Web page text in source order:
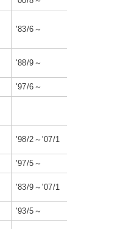
'83/6～
'88/9～
'97/6～
'98/2～'07/1
'97/5～
'83/9～'07/1
'93/5～